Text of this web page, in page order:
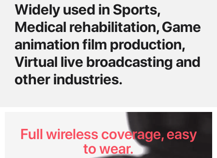
Widely used in Sports,
Medical rehabilitation, Game
animation film production,
Virtual live broadcasting and
other industries.
Full wireless coverage, easy
to wear.